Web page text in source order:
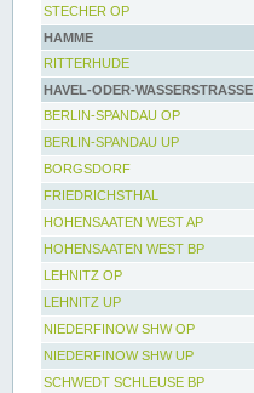
STECHER OP
HAMME
RITTERHUDE
HAVEL-ODER-WASSERSTRASSE
BERLIN-SPANDAU OP
BERLIN-SPANDAU UP
BORGSDORF
FRIEDRICHSTHAL
HOHENSAATEN WEST AP
HOHENSAATEN WEST BP
LEHNITZ OP
LEHNITZ UP
NIEDERFINOW SHW OP
NIEDERFINOW SHW UP
SCHWEDT SCHLEUSE BP